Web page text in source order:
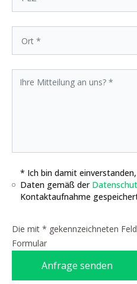
* Ich bin damit
Daten gemäß der
Kontaktaufnahme
Die mit * gekennzeichneten
Formular
Anfrage senden